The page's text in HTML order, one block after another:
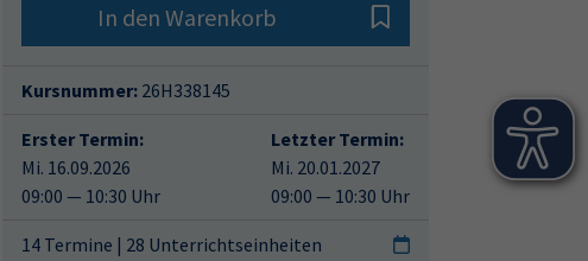
In den Warenkorb
Kursnummer: 26H338145
Erster Termin:
Mi. 16.09.2026
09:00 — 10:30 Uhr
Letzter Termin:
Mi. 20.01.2027
09:00 — 10:30 Uhr
14 Termine | 28 Unterrichtseinheiten